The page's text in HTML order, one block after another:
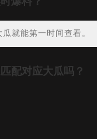
就能第一时间查看。
配对应大瓜吗？